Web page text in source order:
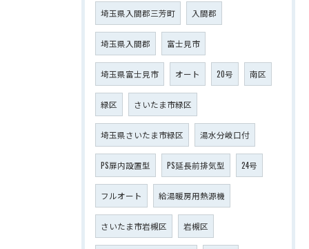
埼玉県入間郡三芳町 入間郡
埼玉県入間郡 富士見市
埼玉県富士見市 オート 20号 南区
緑区 さいたま市緑区
埼玉県さいたま市緑区 湯水分岐口付
PS扉内設置型 PS延長前排気型 24号
フルオート 給湯暖房用熱源機
さいたま市岩槻区 岩槻区